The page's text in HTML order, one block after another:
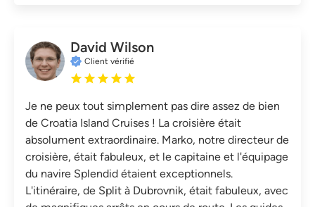
David Wilson
Client vérifié
Je ne peux tout simplement pas dire assez de bien
de Croatia Island Cruises ! La croisière était
absolument extraordinaire. Marko, notre directeur de
croisière, était fabuleux, et le capitaine et l'équipage
du navire Splendid étaient exceptionnels.
L'itinéraire, de Split à Dubrovnik, était fabuleux, avec